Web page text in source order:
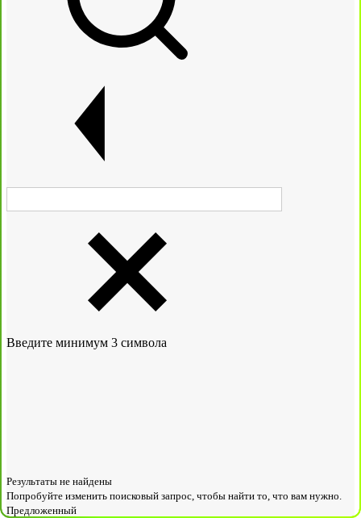
Введите минимум 3 символа
Результаты не найдены
Попробуйте изменить поисковый запрос, чтобы найти то, что вам нужно.
Предложенный